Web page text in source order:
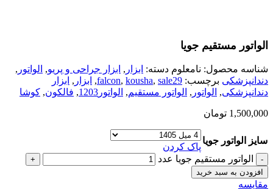
الواتور مستقیم جویا
شناسه محصول: نامعلوم دسته: ابزار , ابزار جراحی و پریو, الواتور ,
دندانپزشکی برچسب: falcon, kousha, sale29
, ابزار , ابزار
دندانپزشکی, الواتور , الواتور مستقیم, الواتور1203 , فالکون, کوشا
1,500,000 تومان
سایز الواتور جویا
پاک کردن
الواتور مستقیم جویا عدد
افزودن به سبد خرید
مقایسه